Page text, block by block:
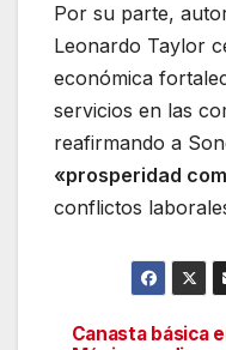
Por su parte,
Leonardo Taylor
económica
servicios en las
reafirmando a
«prosperidad
conflictos
Canasta básica